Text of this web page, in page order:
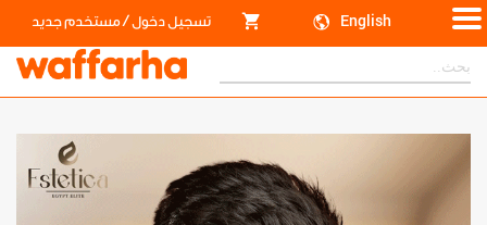
English تسجيل دخول/مستخدم جديد